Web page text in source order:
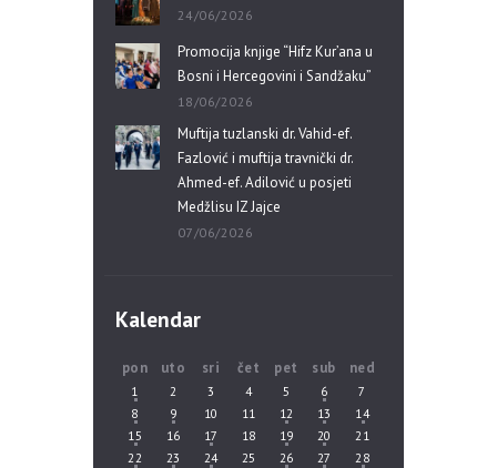
24/06/2026
Promocija knjige “Hifz Kur’ana u
Bosni i Hercegovini i Sandžaku”
18/06/2026
Muftija tuzlanski dr. Vahid-ef.
Fazlović i muftija travnički dr.
Ahmed-ef. Adilović u posjeti
Medžlisu IZ Jajce
07/06/2026
Kalendar
pon uto sri čet pet sub ned
1 2 3 4 5 6
7
8
9 10 11 12 13
14
15
16 17 18 19 20
21
22
23 24 25 26 27
28